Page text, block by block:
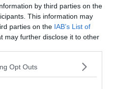
by third parties on the
This information may
parties on the IAB’s List of
may further disclose it to other
Opt Outs